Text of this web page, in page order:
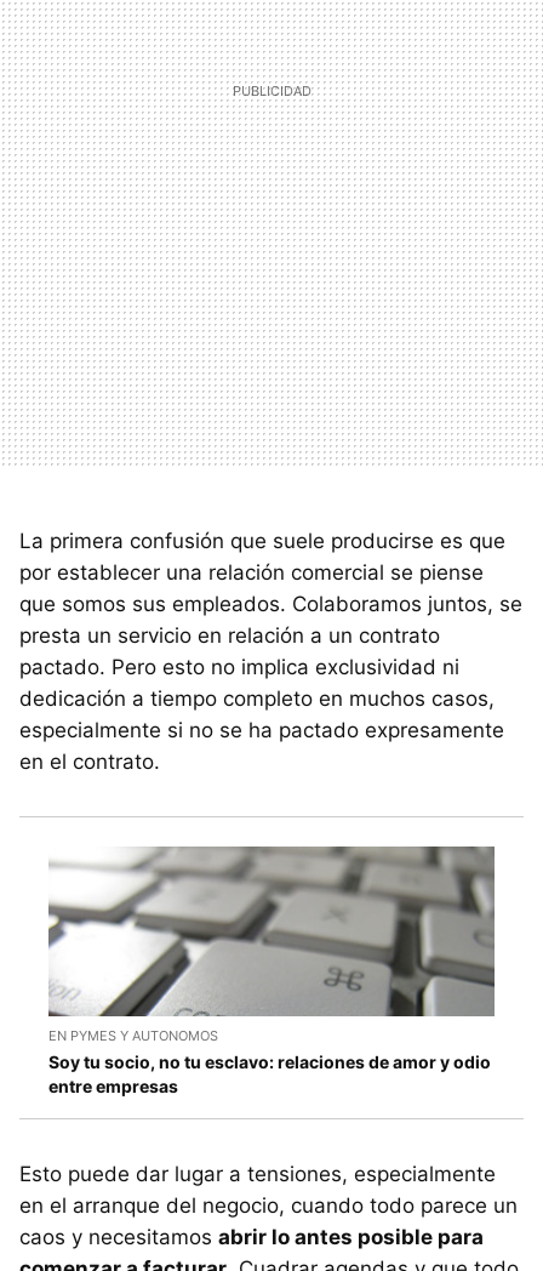
La primera confusión que suele producirse es que
por establecer una relación comercial se piense
que somos sus empleados. Colaboramos juntos, se
presta un servicio en relación a un contrato
pactado. Pero esto no implica exclusividad ni
dedicación a tiempo completo en muchos casos,
especialmente si no se ha pactado expresamente
en el contrato.
EN PYMES Y AUTONOMOS
Soy tu socio, no tu esclavo: relaciones de amor y odio
entre empresas
Esto puede dar lugar a tensiones, especialmente
en el arranque del negocio, cuando todo parece un
caos y necesitamos abrir lo antes posible para